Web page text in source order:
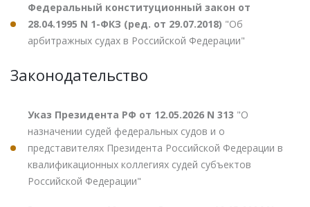
Федеральный конституционный закон от
28.04.1995 N 1-ФКЗ (ред. от 29.07.2018) "Об
арбитражных судах в Российской Федерации"
Законодательство
Указ Президента РФ от 12.05.2026 N 313 "О
назначении судей федеральных судов и о
представителях Президента Российской Федерации в
квалификационных коллегиях судей субъектов
Российской Федерации"